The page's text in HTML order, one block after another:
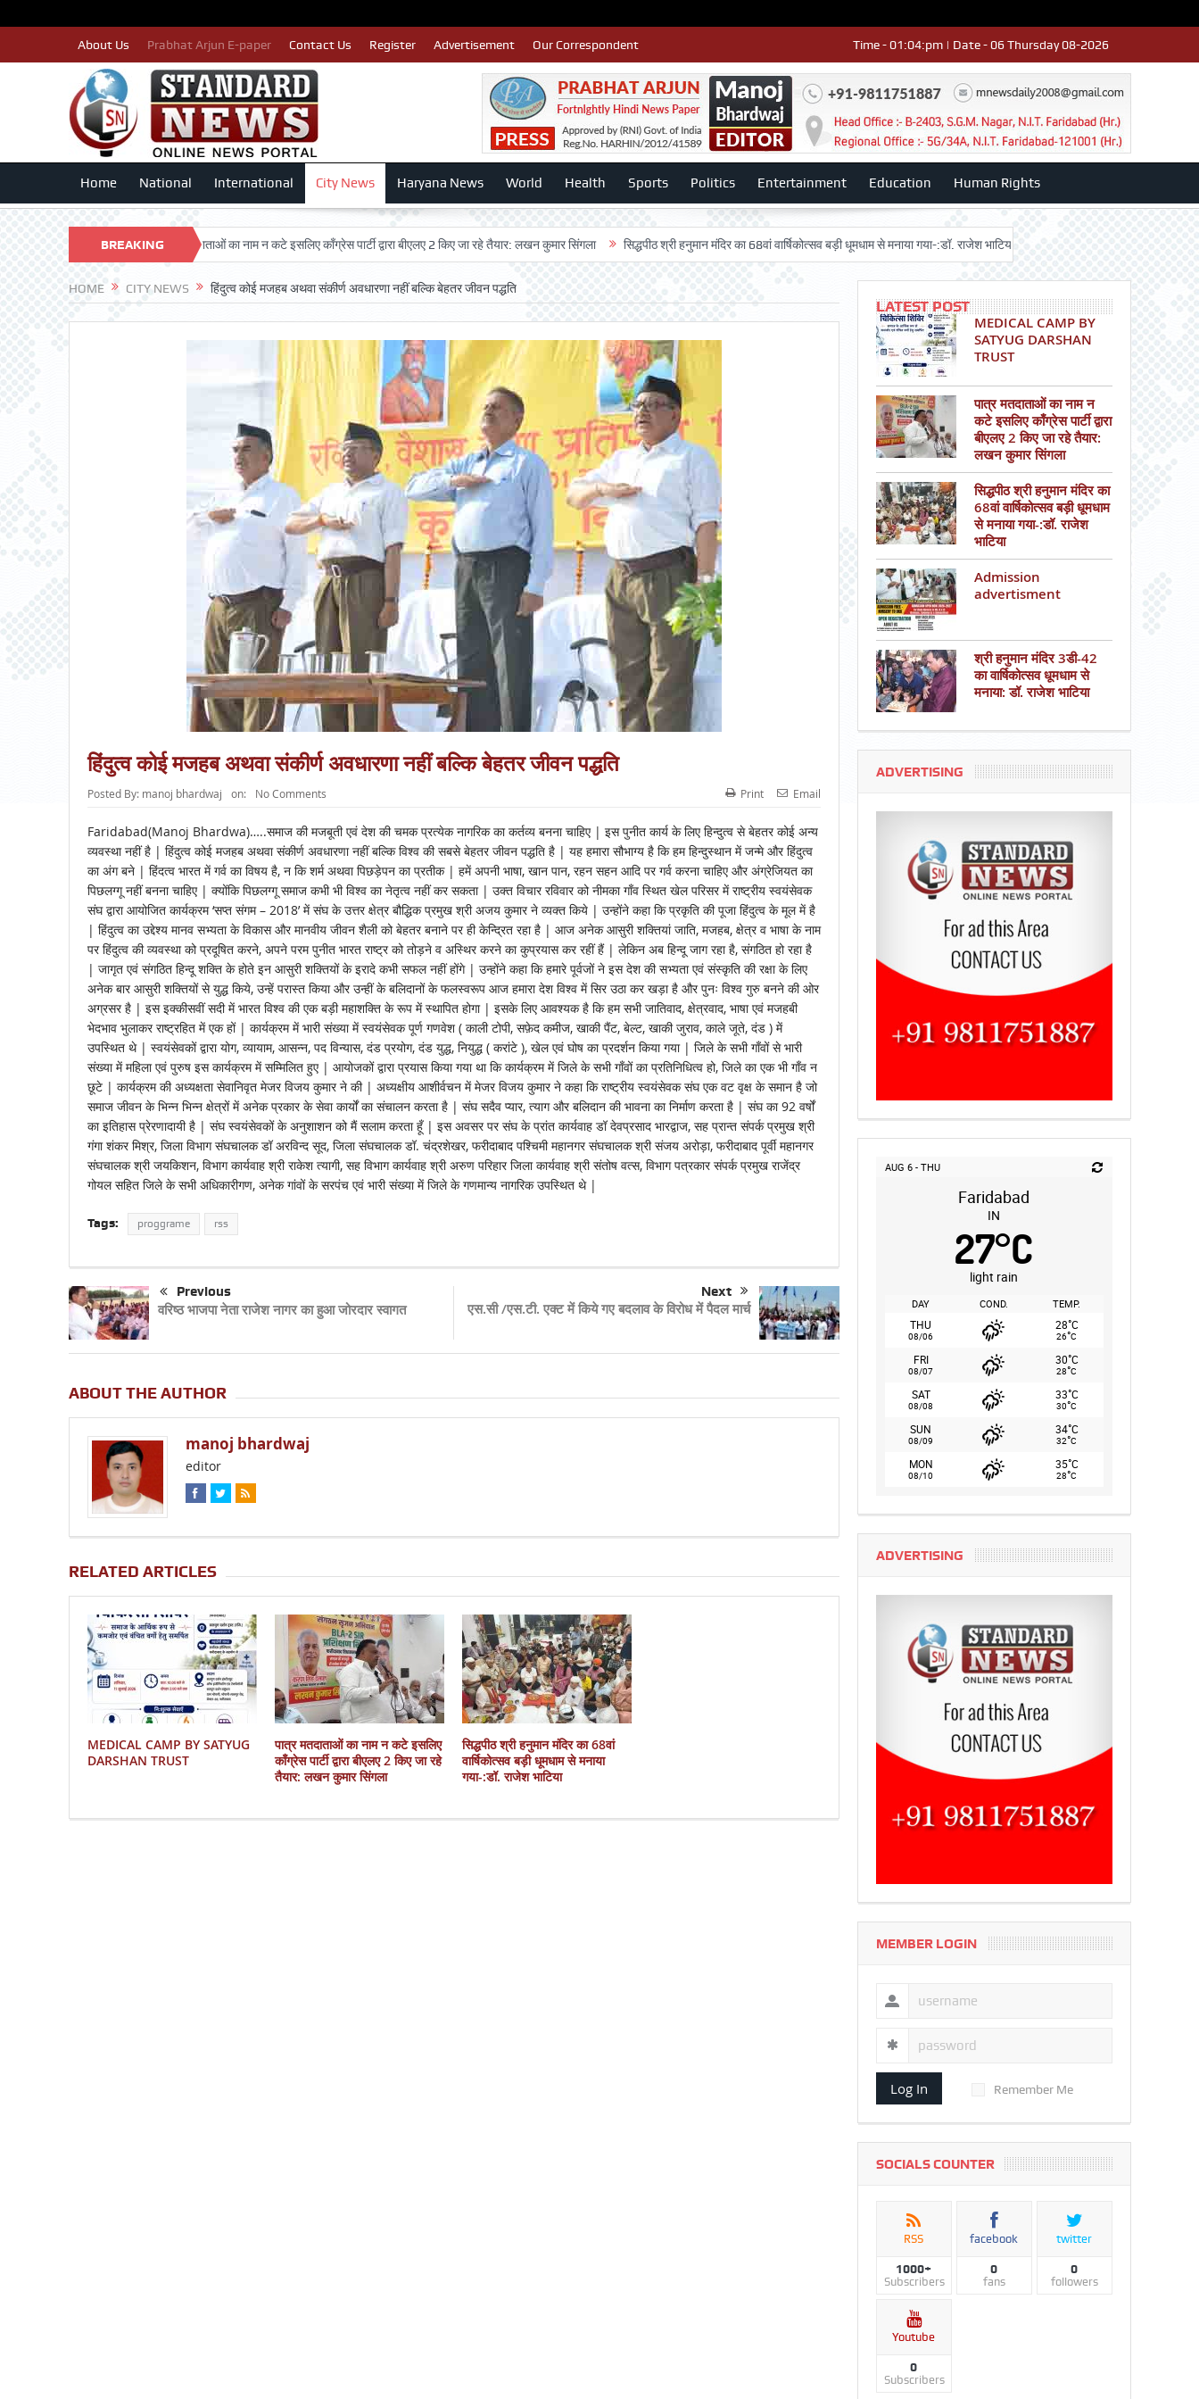
About Us Prabhat Arjun E-paper Contact Us Register Advertisement Our Correspondent Time - 01:04:pm | Date - 06 Thursday 08-2026
Home National International City News Haryana News World Health Sports Politics Entertainment Education Human Rights
BREAKING
NEWS
TRUST पात्र मतदाताओं का नाम न कटे इसलिए काँग्रेस पार्टी द्वारा बीएलए 2 किए जा रहे तैयार: लखन कुमार सिंगला सिद्धपीठ श्री हनुमान मंदिर का 68वां वार्षिकोत्सव बड़ी धूमधाम से मनाया गया-:डॉ. राजेश भाटिया Admission advertisment श्री
HOME CITY NEWS हिंदुत्व कोई मजहब अथवा संकीर्ण अवधारणा नहीं बल्कि बेहतर जीवन पद्धति
हिंदुत्व कोई मजहब अथवा संकीर्ण अवधारणा नहीं बल्कि बेहतर जीवन पद्धति
Posted By: manoj bhardwaj on: No Comments Print Email
Faridabad(Manoj Bhardwa)…..समाज की मजबूती एवं देश की चमक प्रत्येक नागरिक का कर्तव्य बनना चाहिए | इस पुनीत कार्य के लिए हिन्दुत्व से बेहतर कोई अन्य
व्यवस्था नहीं है | हिंदुत्व कोई मजहब अथवा संकीर्ण अवधारणा नहीं बल्कि विश्व की सबसे बेहतर जीवन पद्धति है | यह हमारा सौभाग्य है कि हम हिन्दुस्थान में जन्मे और हिंदुत्व
का अंग बने | हिंदत्व भारत में गर्व का विषय है, न कि शर्म अथवा पिछड़ेपन का प्रतीक | हमें अपनी भाषा, खान पान, रहन सहन आदि पर गर्व करना चाहिए और अंग्रेजियत का
पिछलग्गू नहीं बनना चाहिए | क्योंकि पिछलग्गू समाज कभी भी विश्व का नेतृत्व नहीं कर सकता | उक्त विचार रविवार को नीमका गाँव स्थित खेल परिसर में राष्ट्रीय स्वयंसेवक
संघ द्वारा आयोजित कार्यक्रम ‘सप्त संगम – 2018’ में संघ के उत्तर क्षेत्र बौद्धिक प्रमुख श्री अजय कुमार ने व्यक्त किये | उन्होंने कहा कि प्रकृति की पूजा हिंदुत्व के मूल में है
| हिंदुत्व का उद्देश्य मानव सभ्यता के विकास और मानवीय जीवन शैली को बेहतर बनाने पर ही केन्द्रित रहा है | आज अनेक आसुरी शक्तियां जाति, मजहब, क्षेत्र व भाषा के नाम
पर हिंदुत्व की व्यवस्था को प्रदूषित करने, अपने परम पुनीत भारत राष्ट्र को तोड़ने व अस्थिर करने का कुप्रयास कर रहीं हैं | लेकिन अब हिन्दू जाग रहा है, संगठित हो रहा है
| जागृत एवं संगठित हिन्दू शक्ति के होते इन आसुरी शक्तियों के इरादे कभी सफल नहीं होंगे | उन्होंने कहा कि हमारे पूर्वजों ने इस देश की सभ्यता एवं संस्कृति की रक्षा के लिए
अनेक बार आसुरी शक्तियों से युद्ध किये, उन्हें परास्त किया और उन्हीं के बलिदानों के फलस्वरूप आज हमारा देश विश्व में सिर उठा कर खड़ा है और पुनः विश्व गुरु बनने की ओर
अग्रसर है | इस इक्कीसवीं सदी में भारत विश्व की एक बड़ी महाशक्ति के रूप में स्थापित होगा | इसके लिए आवश्यक है कि हम सभी जातिवाद, क्षेत्रवाद, भाषा एवं मजहबी
भेदभाव भुलाकर राष्ट्रहित में एक हों | कार्यक्रम में भारी संख्या में स्वयंसेवक पूर्ण गणवेश ( काली टोपी, सफ़ेद कमीज, खाकी पैंट, बेल्ट, खाकी जुराव, काले जूते, दंड ) में
उपस्थित थे | स्वयंसेवकों द्वारा योग, व्यायाम, आसन्न, पद विन्यास, दंड प्रयोग, दंड युद्ध, नियुद्ध ( करांटे ), खेल एवं घोष का प्रदर्शन किया गया | जिले के सभी गाँवों से भारी
संख्या में महिला एवं पुरुष इस कार्यक्रम में सम्मिलित हुए | आयोजकों द्वारा प्रयास किया गया था कि कार्यक्रम में जिले के सभी गाँवों का प्रतिनिधित्व हो, जिले का एक भी गाँव न
छूटे | कार्यक्रम की अध्यक्षता सेवानिवृत मेजर विजय कुमार ने की | अध्यक्षीय आशीर्वचन में मेजर विजय कुमार ने कहा कि राष्ट्रीय स्वयंसेवक संघ एक वट वृक्ष के समान है जो
समाज जीवन के भिन्न भिन्न क्षेत्रों में अनेक प्रकार के सेवा कार्यों का संचालन करता है | संघ सदैव प्यार, त्याग और बलिदान की भावना का निर्माण करता है | संघ का 92 वर्षों
का इतिहास प्रेरणादायी है | संघ स्वयंसेवकों के अनुशाशन को मैं सलाम करता हूँ | इस अवसर पर संघ के प्रांत कार्यवाह डॉ देवप्रसाद भारद्वाज, सह प्रान्त संपर्क प्रमुख श्री
गंगा शंकर मिश्र, जिला विभाग संघचालक डॉ अरविन्द सूद, जिला संघचालक डॉ. चंद्रशेखर, फरीदाबाद पश्चिमी महानगर संघचालक श्री संजय अरोड़ा, फरीदाबाद पूर्वी महानगर
संघचालक श्री जयकिशन, विभाग कार्यवाह श्री राकेश त्यागी, सह विभाग कार्यवाह श्री अरुण परिहार जिला कार्यवाह श्री संतोष वत्स, विभाग पत्रकार संपर्क प्रमुख राजेंद्र
गोयल सहित जिले के सभी अधिकारीगण, अनेक गांवों के सरपंच एवं भारी संख्या में जिले के गणमान्य नागरिक उपस्थित थे |
Tags: proggrame rss
Previous
वरिष्ठ भाजपा नेता राजेश नागर का हुआ जोरदार स्वागत
Next
एस.सी /एस.टी. एक्ट में किये गए बदलाव के विरोध में पैदल मार्च
ABOUT THE AUTHOR
manoj bhardwaj
editor
RELATED ARTICLES
MEDICAL CAMP BY SATYUG
DARSHAN TRUST
पात्र मतदाताओं का नाम न कटे इसलिए
काँग्रेस पार्टी द्वारा बीएलए 2 किए जा रहे
तैयार: लखन कुमार सिंगला
सिद्धपीठ श्री हनुमान मंदिर का 68वां
वार्षिकोत्सव बड़ी धूमधाम से मनाया
गया-:डॉ. राजेश भाटिया
LATEST POST
MEDICAL CAMP BY
SATYUG DARSHAN
TRUST
पात्र मतदाताओं का नाम न
कटे इसलिए काँग्रेस पार्टी द्वारा
बीएलए 2 किए जा रहे तैयार:
लखन कुमार सिंगला
सिद्धपीठ श्री हनुमान मंदिर का
68वां वार्षिकोत्सव बड़ी धूमधाम
से मनाया गया-:डॉ. राजेश
भाटिया
Admission
advertisment
श्री हनुमान मंदिर 3डी-42
का वार्षिकोत्सव धूमधाम से
मनाया: डॉ. राजेश भाटिया
ADVERTISING
AUG 6 - THU
Faridabad
IN
27°C
light rain
DAY COND. TEMP.
THU
08/06
28°C
26°C
FRI
08/07
30°C
28°C
SAT
08/08
33°C
30°C
SUN
08/09
34°C
32°C
MON
08/10
35°C
28°C
ADVERTISING
MEMBER LOGIN
Log In Remember Me
SOCIALS COUNTER
RSS
1000+
Subscribers
facebook
0
fans
twitter
0
followers
Youtube
0
Subscribers